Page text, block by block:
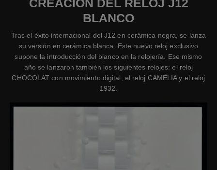
BLANCO
Tras el éxito internacional del J12 en cerámica negra, se lanza
su versión en cerámica blanca. Este nuevo reloj exclusivo
supone la introducción del blanco en la relojería. Ese mismo
año se lanzaron también los siguientes relojes: el reloj
CHOCOLAT con movimiento digital, el reloj CAMÉLIA y el reloj
1932.